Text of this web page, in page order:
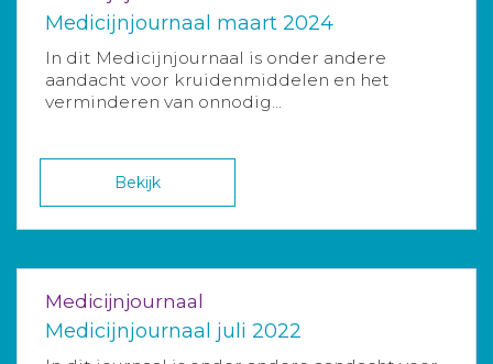
Medicijnjournaal maart 2024
In dit Medicijnjournaal is onder andere
aandacht voor kruidenmiddelen en het
verminderen van onnodig...
Bekijk
Medicijnjournaal
Medicijnjournaal juli 2022